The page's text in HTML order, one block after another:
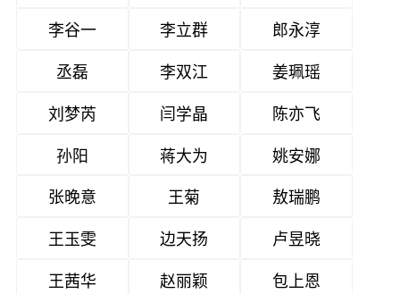
李谷一
李立群
郎永淳
丞磊
李双江
姜珮瑶
刘梦芮
闫学晶
陈亦飞
孙阳
蒋大为
姚安娜
张晚意
王菊
敖瑞鹏
王玉雯
边天扬
卢昱晓
王茜华
赵丽颖
包上恩